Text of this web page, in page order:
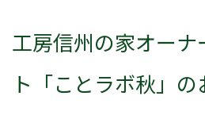
工房信州の家オー
ト「ことラボ秋」の